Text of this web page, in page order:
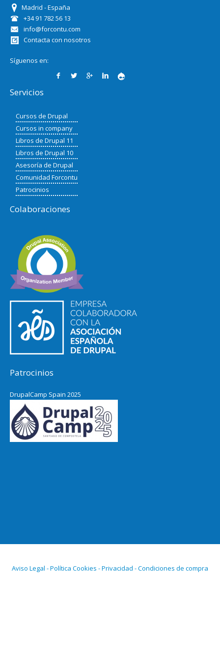
Madrid - España
+34 91 782 56 13
info@forcontu.com
Contacta con nosotros
Síguenos en:
Servicios
Cursos de Drupal
Cursos in company
Libros de Drupal 11
Libros de Drupal 10
Asesoría de Drupal
Comunidad Forcontu
Patrocinios
Colaboraciones
Patrocinios
DrupalCamp Spain 2025
Aviso Legal - Política Cookies - Privacidad - Condiciones de compra